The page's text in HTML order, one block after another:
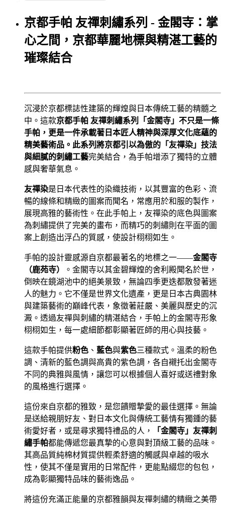
京都手帕 友禪刺繡系列 - 金閣寺：掌
心之間，京都華麗地標與精湛工藝的
璀璨結合
沉浸於京都標誌性建築的輝煌與日本傳統工藝的精髓之
中。這款京都手帕 友禪刺繡系列「金閣寺」 不只是一條
手帕，更是一件承載著日本匠人精神與深厚文化底蘊的
精美藝術品。此系列將京都引以為傲的「友禪染」技法
與細膩的刺繡工藝完美結合，為手帕增添了獨特的立體
感與奢華氣息。
友禪染是日本代表性的染織技術，以其豐富的色彩、流
暢的線條和精緻的圖案而聞名，常應用於和服的製作，
展現高雅的藝術性。在此手帕上，友禪染的底色與圖案
為刺繡提供了完美的畫布，而精巧的刺繡則在平面的圖
案上創造出浮凸的質感，使設計栩栩如生。
手帕的設計靈感源自京都最著名的地標之一——金閣寺
（鹿苑寺）
。金閣寺以其金碧輝煌的舍利殿聞名於世，
倒映在鏡湖池中的絕美景致，無論四季更迭都散發著迷
人的魅力。它不僅是世界文化遺產，更是日本古典園林
與建築藝術的巔峰代表，象徵著莊嚴、美麗與歷史的沉
澱。透過友禪與刺繡的精湛結合，手帕上的金閣寺形象
栩栩如生，每一處細節都彰顯著匠師的用心與技藝。
這款手帕提供粉色 、 藍色與紫色三種款式。溫柔的粉色
調、清新的藍色調與高貴的紫色調，各自襯托出金閣寺
不同的典雅與風情，讓您可以根據個人喜好或送禮對象
的風格進行選擇。
這份來自京都的雅致，是您饋贈摯愛的最佳選擇。無論
是送給親朋好友、對日本文化與傳統工藝情有獨鍾的藝
術愛好者，或是尋求獨特禮品的人，
「金閣寺」友禪刺
繡手帕都能傳遞您最真摯的心意與對頂級工藝的品味。
其高品質純棉材質提供輕柔舒適的觸感與卓越的吸水
性，使其不僅是實用的日常配件，更能點綴您的包包，
成為彰顯獨特品味的藝術逸品。
將這份充滿正能量的京都雅韻與友禪刺繡的精緻之美帶